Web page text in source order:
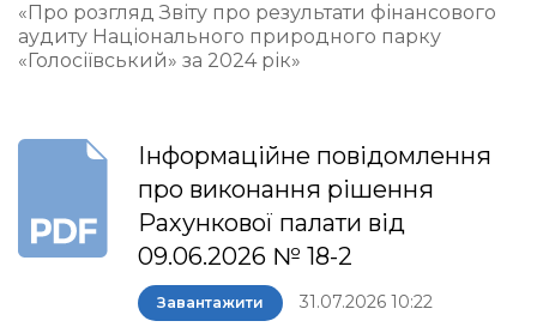
«Про розгляд Звіту про результати фінансового
аудиту Національного природного парку
«Голосіївський» за 2024 рік»
Інформаційне повідомлення
про виконання рішення
Рахункової палати від
09.06.2026 № 18-2
Завантажити 31.07.2026 10:22